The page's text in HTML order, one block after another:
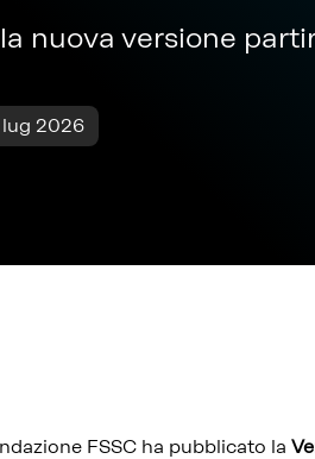
nuova versione
lug 2026
FSSC ha pubblicato la